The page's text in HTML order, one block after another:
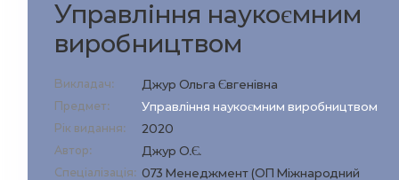
Управління наукоємним
виробництвом
Викладач: Джур Ольга Євгенівна
Предмет: Управління наукоємним виробництвом
Рік видання: 2020
Автор: Джур О.Є.
Спеціалізація: 073 Менеджмент (ОП Міжнародний